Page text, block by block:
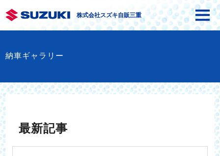
株式会社スズキ自販三重
納車ギャラリー
最新記事